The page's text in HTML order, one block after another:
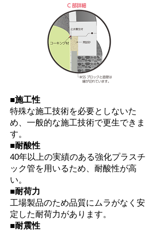
■施工性
特殊な施工技術を必要としないた
め、一般的な施工技術で更生できま
す。
■耐酸性
40年以上の実績のある強化プラスチ
ック管を用いるため、耐酸性が高
い。
■耐荷力
工場製品のため品質にムラがなく安
定した耐荷力があります。
■耐震性